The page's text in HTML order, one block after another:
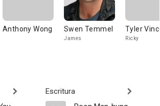
Anthony Wong Swen Temmel
James
Tyler
Ricky
Escritura